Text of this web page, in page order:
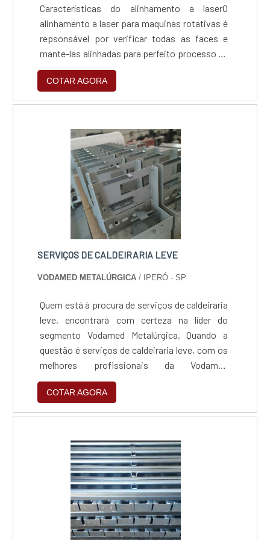
Características do alinhamento a laserO
alinhamento a laser para maquinas rotativas é
repsonsável por verificar todas as faces e
mante-las alinhadas para perfeito processo de
rotação,levando em consideração a distância
e o plano em que a maquina será inserida.O
alinhamento garante o bom funcionamento do
vibração; Alinhar corretamente; Garantir o
bom funcionamento;....
COTAR AGORA
SERVIÇOS DE CALDEIRARIA LEVE
VODAMED METALÚRGICA / IPERÓ - SP
Quem está à procura de serviços de caldeiraria
leve, encontrará com certeza na líder do
segmento Vodamed Metalúrgica. Quando a
questão é serviços de caldeiraria leve, com os
melhores profissionais da Vodamed
Metalúrgica atingirá ótima qualidade que gera
crescimento sustentável.INFORMAÇÕES
SOBRE OS SERVIÇOS DE CALDEIRARIA
energia em criar para cada cliente uma
estrutura com escritório de alta qualidade
onde são realizadas as atividades e estrutura
suficiente para atender todas as demandas,
tudo para oferecer serviços de caldeiraria leve
com precisão.Há muitas maneiras eficientes
de uma empresa demonstrar competência,
COTAR AGORA